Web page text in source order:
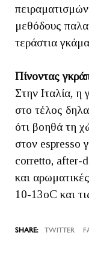
μεθόδους
τεράστια
Πίνοντας
Στην Ιταλία, η
στο τέλος
ότι βοηθά τη
στον espresso
corretto, after-
και
10-13oC και
TWITTER